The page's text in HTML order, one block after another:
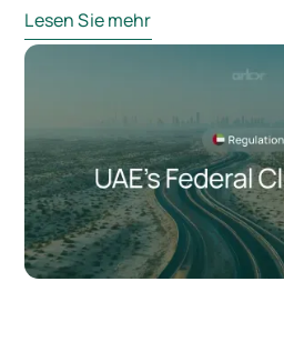
Lesen Sie mehr